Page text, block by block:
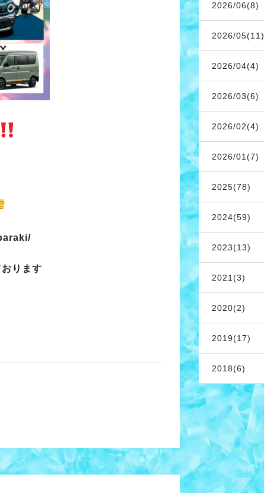
ります
2026/06(8)
2026/05(11)
2026/04(4)
2026/03(6)
2026/02(4)
2026/01(7)
2025(78)
2024(59)
2023(13)
2021(3)
2020(2)
2019(17)
2018(6)